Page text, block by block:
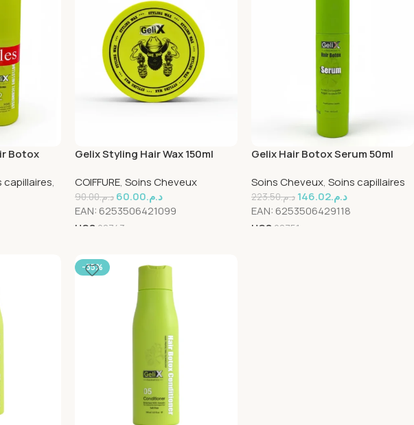
Botox
capillaires,
Gelix Styling Hair Wax 150ml
COIFFURE, Soins Cheveux
د.م.90.00 د.م.60.00
EAN: 6253506421099
UGS 28743
Gelix Hair Botox Serum 50ml
Soins Cheveux, Soins capillaires
د.م.223.50 د.م.146.02
EAN: 6253506429118
UGS 28751
-35%